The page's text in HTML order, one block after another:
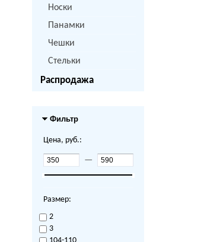
Носки
Панамки
Чешки
Стельки
Распродажа
Фильтр
Цена, руб.:
—
Размер:
2
3